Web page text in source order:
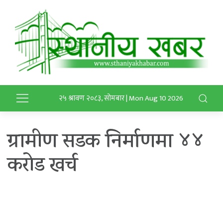
२५ श्रावण २०८३, सोमबार | Mon Aug 10 2026
ग्रामीण सडक निर्माणमा ४४
करोड खर्च